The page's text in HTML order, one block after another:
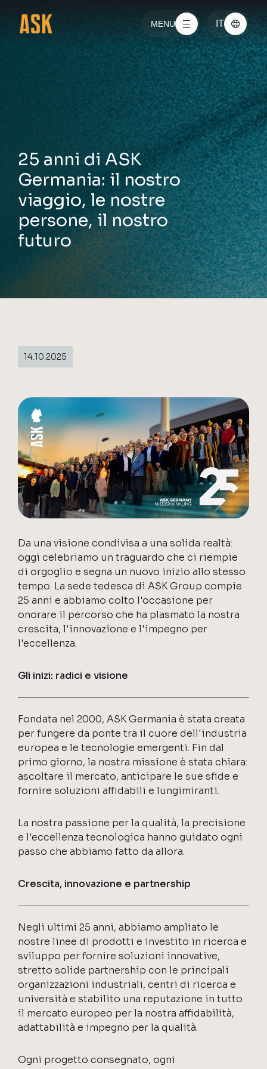
MENU IT
25 anni di ASK
Germania: il nostro
viaggio, le nostre
persone, il nostro
futuro
14.10.2025
Da una visione condivisa a una solida realtà:
oggi celebriamo un traguardo che ci riempie
di orgoglio e segna un nuovo inizio allo stesso
tempo. La sede tedesca di ASK Group compie
25 anni e abbiamo colto l'occasione per
onorare il percorso che ha plasmato la nostra
crescita, l'innovazione e l'impegno per
l'eccellenza.
Gli inizi: radici e visione
Fondata nel 2000, ASK Germania è stata creata
per fungere da ponte tra il cuore dell'industria
europea e le tecnologie emergenti. Fin dal
primo giorno, la nostra missione è stata chiara:
ascoltare il mercato, anticipare le sue sfide e
fornire soluzioni affidabili e lungimiranti.
La nostra passione per la qualità, la precisione
e l'eccellenza tecnologica hanno guidato ogni
passo che abbiamo fatto da allora.
Crescita, innovazione e partnership
Negli ultimi 25 anni, abbiamo ampliato le
nostre linee di prodotti e investito in ricerca e
sviluppo per fornire soluzioni innovative,
stretto solide partnership con le principali
organizzazioni industriali, centri di ricerca e
università e stabilito una reputazione in tutto
il mercato europeo per la nostra affidabilità,
adattabilità e impegno per la qualità.
Ogni progetto consegnato, ogni